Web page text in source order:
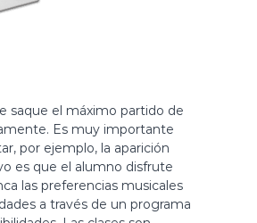
saque el máximo partido de
Es muy importante
por ejemplo, la aparición
es que el alumno disfrute
las preferencias musicales
a través de un programa